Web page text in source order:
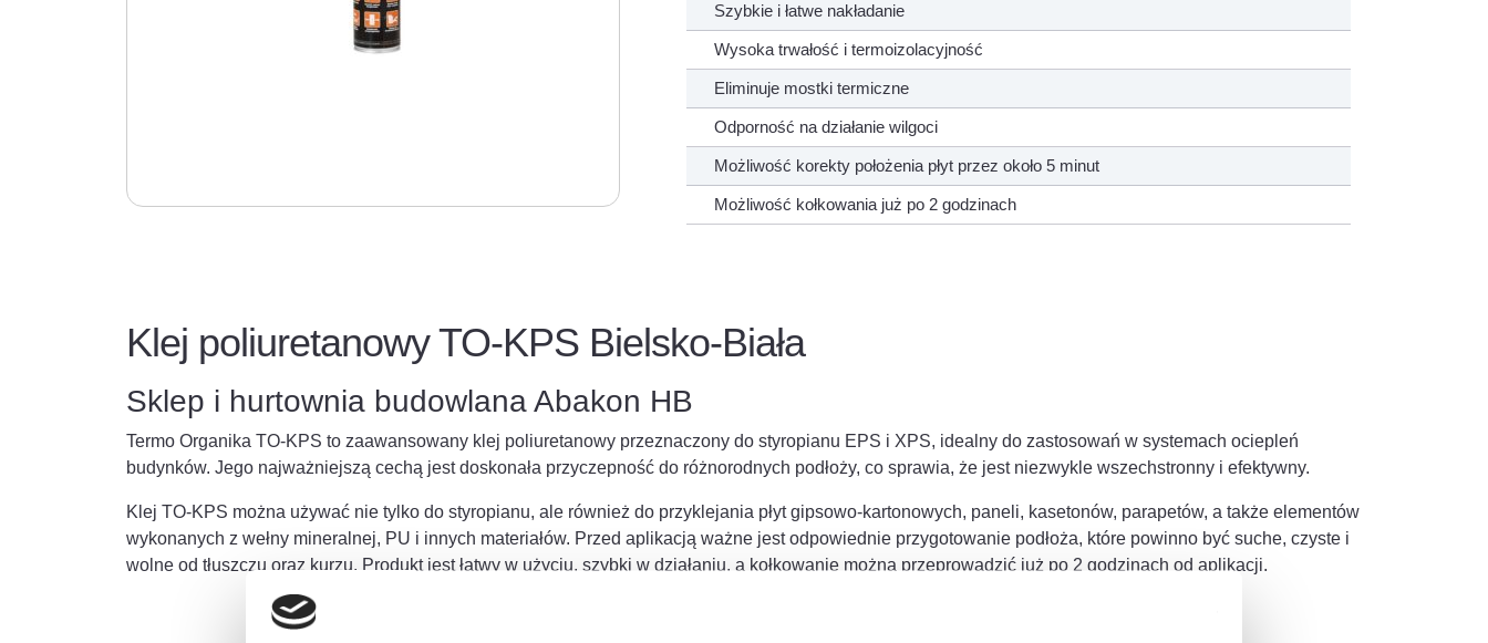
Szybkie i łatwe nakładanie
Wysoka trwałość i termoizolacyjność
Eliminuje mostki termiczne
Odporność na działanie wilgoci
Możliwość korekty położenia płyt przez około 5 minut
Możliwość kołkowania już po 2 godzinach
Klej poliuretanowy TO-KPS Bielsko-Biała
Sklep i hurtownia budowlana Abakon HB
Termo Organika TO-KPS to zaawansowany klej poliuretanowy przeznaczony do styropianu EPS i XPS, idealny do zastosowań w systemach ociepleń
budynków. Jego najważniejszą cechą jest doskonała przyczepność do różnorodnych podłoży, co sprawia, że jest niezwykle wszechstronny i efektywny.
Klej TO-KPS można używać nie tylko do styropianu, ale również do przyklejania płyt gipsowo-kartonowych, paneli, kasetonów, parapetów, a także elementów
wykonanych z wełny mineralnej, PU i innych materiałów. Przed aplikacją ważne jest odpowiednie przygotowanie podłoża, które powinno być suche, czyste i
wolne od tłuszczu oraz kurzu. Produkt jest łatwy w użyciu, szybki w działaniu, a kołkowanie można przeprowadzić już po 2 godzinach od aplikacji.